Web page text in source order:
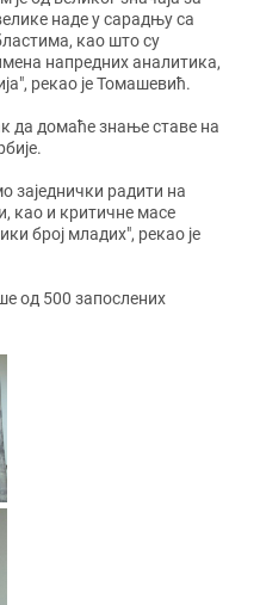
наде у сарадњу са
као што су
напредних аналитика,
рекао је Томашевић.
да домаће знање ставе на
заједнички радити на
као и критичне масе
број младих", рекао је
од 500 запослених